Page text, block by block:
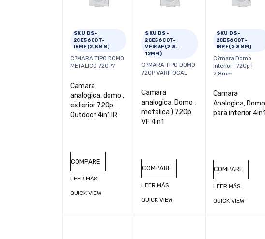
SKU DS-
2CE56C0T-
IRMF(2.8MM)
C?MARA TIPO DOMO
METALICO 720P?
Camara
analogica, domo ,
exterior 720p
Outdoor 4in1 IR
COMPARE
LEER MÁS
QUICK VIEW
SKU DS-
2CE56C0T-
VFIR3F(2.8-
12MM)
C?MARA TIPO DOMO
720P VARIFOCAL
Camara
analogica, Domo ,
metalica ) 720p
VF 4in1
COMPARE
LEER MÁS
QUICK VIEW
SKU DS-
2CE56C0T-
IRPF(2.8MM)
C?mara Domo
Interior | 720p |
2.8mm
Camara
Analogica, Domo
para interior 4in1
COMPARE
LEER MÁS
QUICK VIEW